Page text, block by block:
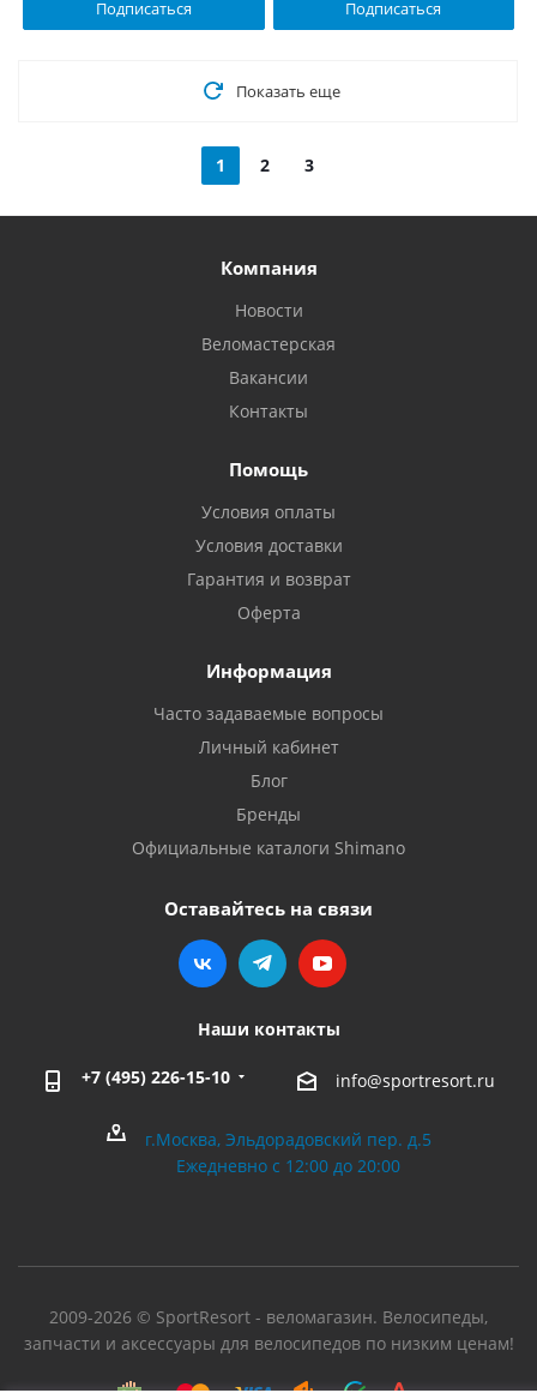
Подписаться Подписаться
Показать еще
1 2 3
Компания
Новости
Веломастерская
Вакансии
Контакты
Помощь
Условия оплаты
Условия доставки
Гарантия и возврат
Оферта
Информация
Часто задаваемые вопросы
Личный кабинет
Блог
Бренды
Официальные каталоги Shimano
Оставайтесь на связи
Наши контакты
+7 (495) 226-15-10 info@sportresort.ru
г.Москва, Эльдорадовский пер. д.5
Ежедневно с 12:00 до 20:00
2009-2026 © SportResort - веломагазин. Велосипеды,
запчасти и аксессуары для велосипедов по низким ценам!